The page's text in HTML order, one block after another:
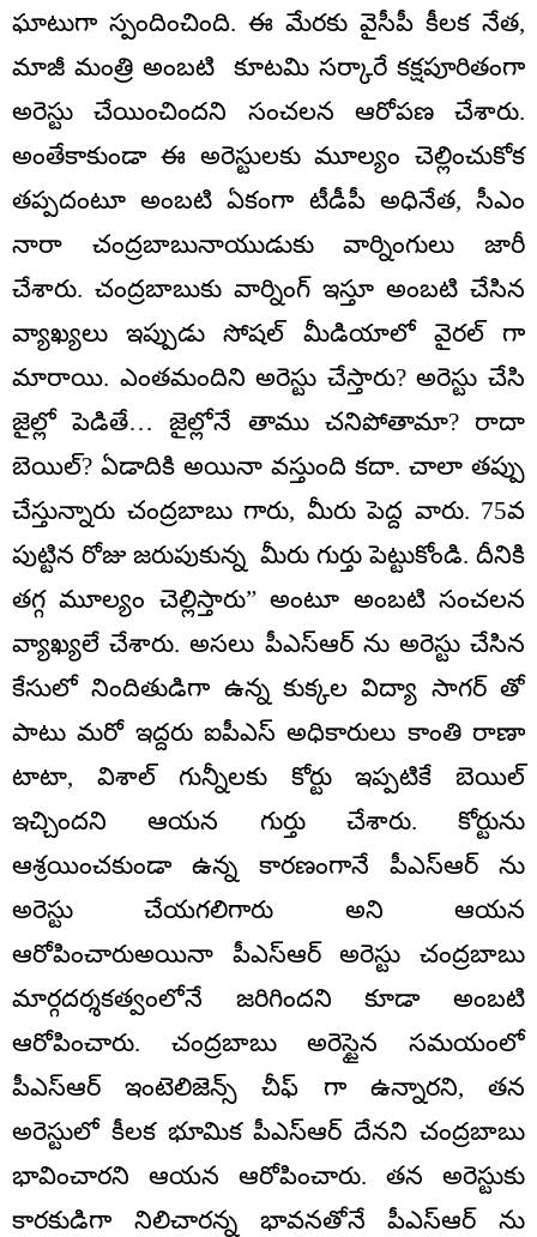
ఘాటుగా స్పందించింది. ఈ మేరకు వైసీపీ కీలక నేత,
మాజీ మంత్రి అంబటి కూటమి సర్కారే కక్షపూరితంగా
అరెస్టు చేయించిందని సంచలన ఆరోపణ చేశారు.
అంతేకాకుండా ఈ అరెస్టులకు మూల్యం చెల్లించుకోక
తప్పదంటూ అంబటి ఏకంగా టీడీపీ అధినేత, సీఎం
నారా చంద్రబాబునాయుడుకు వార్నింగులు జారీ
చేశారు. చంద్రబాబుకు వార్నింగ్ ఇస్తూ అంబటి చేసిన
వ్యాఖ్యలు ఇప్పుడు సోషల్ మీడియాలో వైరల్ గా
మారాయి. ఎంతమందిని అరెస్టు చేస్తారు? అరెస్టు చేసి
జైల్లో పెడితే… జైల్లోనే తాము చనిపోతామా? రాదా
బెయిల్? ఏడాదికి అయినా వస్తుంది కదా. చాలా తప్పు
చేస్తున్నారు చంద్రబాబు గారు, మీరు పెద్ద వారు. 75వ
పుట్టిన రోజు జరుపుకున్న మీరు గుర్తు పెట్టుకోండి. దీనికి
తగ్గ మూల్యం చెల్లిస్తారు” అంటూ అంబటి సంచలన
వ్యాఖ్యలే చేశారు. అసలు పీఎస్ఆర్ ను అరెస్టు చేసిన
కేసులో నిందితుడిగా ఉన్న కుక్కల విద్యా సాగర్ తో
పాటు మరో ఇద్దరు ఐపీఎస్ అధికారులు కాంతి రాణా
టాటా, విశాల్ గున్నీలకు కోర్టు ఇప్పటికే బెయిల్
ఇచ్చిందని ఆయన గుర్తు చేశారు. కోర్టును
ఆశ్రయించకుండా ఉన్న కారణంగానే పీఎస్ఆర్ ను
అరెస్టు చేయగలిగారు అని ఆయన
ఆరోపించారుఅయినా పీఎస్ఆర్ అరెస్టు చంద్రబాబు
మార్గదర్శకత్వంలోనే జరిగిందని కూడా అంబటి
ఆరోపించారు. చంద్రబాబు అరెస్టైన సమయంలో
పీఎస్ఆర్ ఇంటెలిజెన్స్ చీఫ్ గా ఉన్నారని, తన
అరెస్టులో కీలక భూమిక పీఎస్ఆర్ దేనని చంద్రబాబు
భావించారని ఆయన ఆరోపించారు. తన అరెస్టుకు
కారకుడిగా నిలిచారన్న భావనతోనే పీఎస్ఆర్ ను